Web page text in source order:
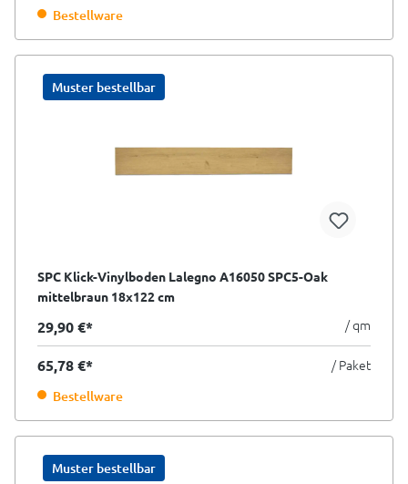
Bestellware
Muster bestellbar
SPC Klick-Vinylboden Lalegno A16050 SPC5-Oak
mittelbraun 18x122 cm
29,90 €* / qm
65,78 €* / Paket
Bestellware
Muster bestellbar